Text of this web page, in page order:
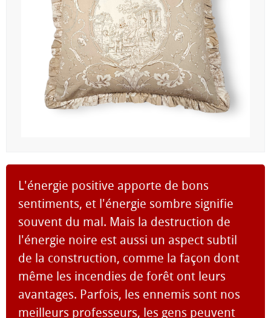
L'énergie positive apporte de bons
sentiments, et l'énergie sombre signifie
souvent du mal. Mais la destruction de
l'énergie noire est aussi un aspect subtil
de la construction, comme la façon dont
même les incendies de forêt ont leurs
avantages. Parfois, les ennemis sont nos
meilleurs professeurs, les gens peuvent